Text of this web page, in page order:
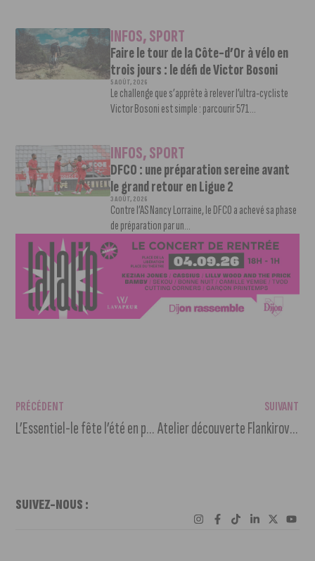
INFOS,SPORT
Faire le tour de la Côte-d’Or à vélo en
trois jours : le défi de Victor Bosoni
5 AOÛT, 2026
Le challenge que s’apprête à relever l’ultra-cycliste
Victor Bosoni est simple : parcourir 571...
INFOS,SPORT
DFCO : une préparation sereine avant
le grand retour en Ligue 2
3 AOÛT, 2026
Contre l’AS Nancy Lorraine, le DFCO a achevé sa phase
de préparation par un...
PRÉCÉDENT
L’Essentiel-le fête l’été en paillettes aux Grésilles
SUIVANT
Atelier découverte Flankirovka à Dijon
SUIVEZ-NOUS :